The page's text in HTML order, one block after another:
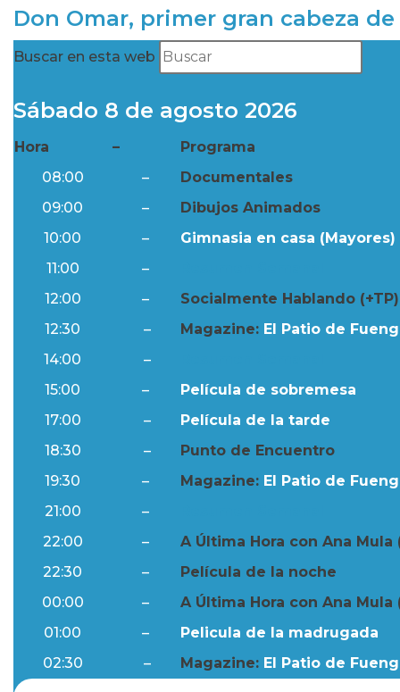
Don Omar, primer gran cabeza
Buscar en esta web
Sábado 8 de agosto 2026
Hora –
Programa
08:00
–
Documentales
09:00
–
Dibujos Animados
10:00
–
Gimnasia en casa (Mayores)
11:00
–
12:00
–
Socialmente Hablando (+TP)
12:30
– Magazine: El Patio de
14:00
–
15:00
–
Película de sobremesa
17:00
–
Película de la tarde
18:30
–
Punto de Encuentro
19:30
– Magazine: El Patio de
21:00
–
22:00
–
A Última Hora con Ana Mula
22:30
–
Película de la noche
00:00
–
A Última Hora con Ana Mula
01:00
–
Pelicula de la madrugada
02:30
– Magazine: El Patio de